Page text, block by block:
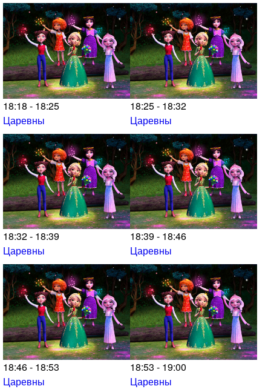
18:18 - 18:25
Царевны
18:25 - 18:32
Царевны
18:32 - 18:39
Царевны
18:39 - 18:46
Царевны
18:46 - 18:53
Царевны
18:53 - 19:00
Царевны